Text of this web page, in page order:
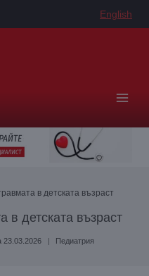
English
в детската възраст
в детската възраст
23.03.2026 Педиатрия